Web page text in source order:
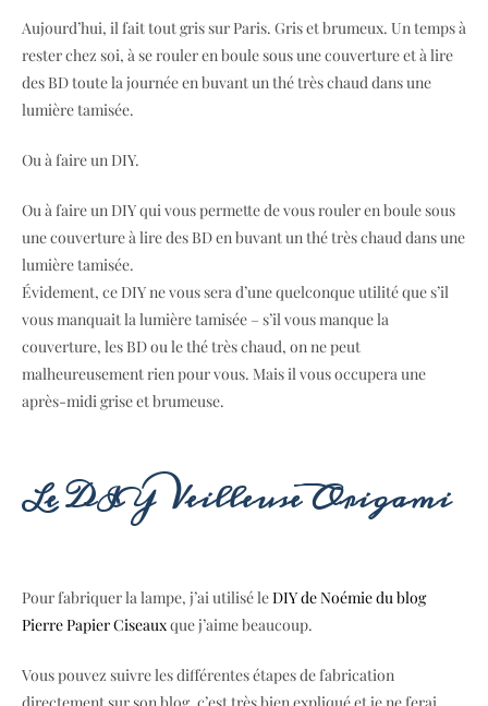
Aujourd’hui, il fait tout gris sur Paris. Gris et brumeux. Un temps à
rester chez soi, à se rouler en boule sous une couverture et à lire
des BD toute la journée en buvant un thé très chaud dans une
lumière tamisée.
Ou à faire un DIY.
Ou à faire un DIY qui vous permette de vous rouler en boule sous
une couverture à lire des BD en buvant un thé très chaud dans une
lumière tamisée.
Évidement, ce DIY ne vous sera d’une quelconque utilité que s’il
vous manquait la lumière tamisée – s’il vous manque la
couverture, les BD ou le thé très chaud, on ne peut
malheureusement rien pour vous. Mais il vous occupera une
après-midi grise et brumeuse.
Le DIY Veilleuse Origami
Pour fabriquer la lampe, j’ai utilisé leDIY de Noémie du blog
Pierre Papier Ciseauxque j’aime beaucoup.
Vous pouvez suivre les différentes étapes de fabrication